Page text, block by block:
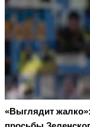
«Выглядит